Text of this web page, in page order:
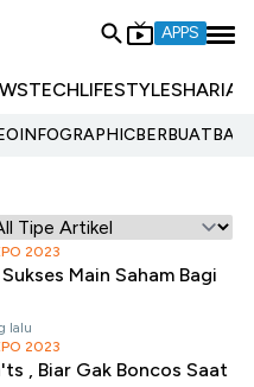
APPS
TECHLIFESTYLESHARIA
INFOGRAPHIC
2023
Main Saham Bagi
lalu
2023
, Biar Gak Boncos Saat